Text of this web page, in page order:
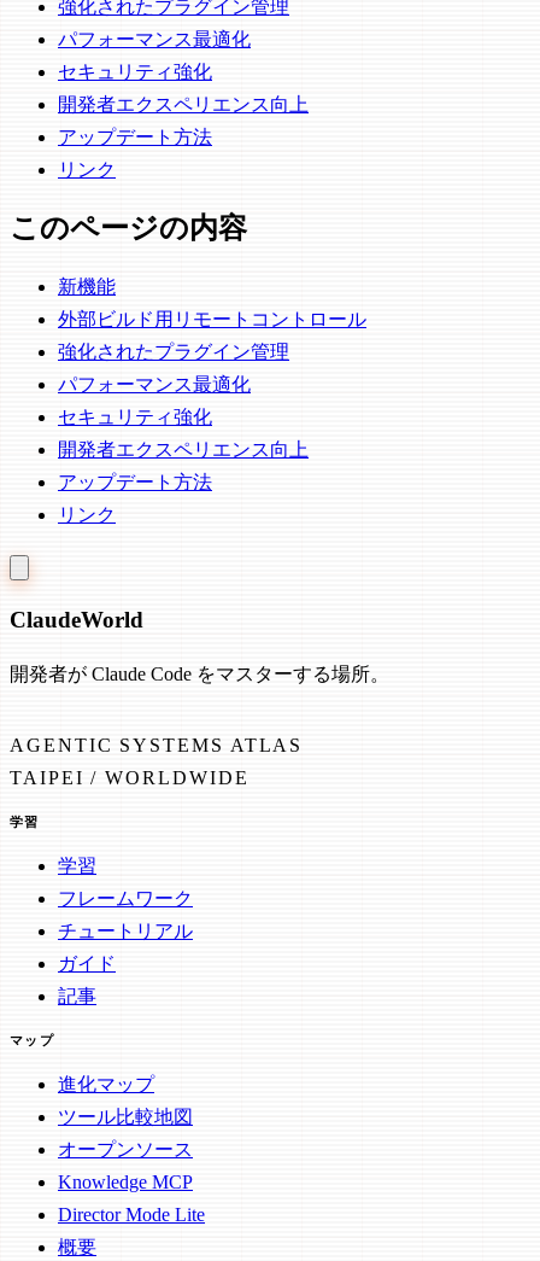
強化されたプラグイン管理
パフォーマンス最適化
セキュリティ強化
開発者エクスペリエンス向上
アップデート方法
リンク
このページの内容
新機能
外部ビルド用リモートコントロール
強化されたプラグイン管理
パフォーマンス最適化
セキュリティ強化
開発者エクスペリエンス向上
アップデート方法
リンク
ClaudeWorld
開発者が Claude Code をマスターする場所。
AGENTIC SYSTEMS ATLAS
TAIPEI / WORLDWIDE
学習
学習
フレームワーク
チュートリアル
ガイド
記事
マップ
進化マップ
ツール比較地図
オープンソース
Knowledge MCP
Director Mode Lite
概要